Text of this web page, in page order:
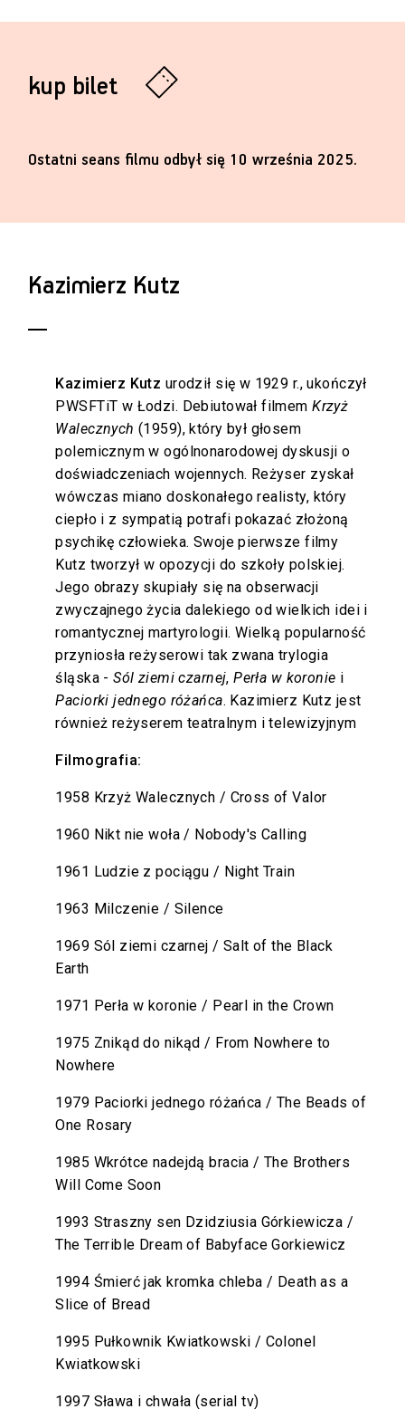
kup bilet
Ostatni seans filmu odbył się 10 września 2025.
Kazimierz Kutz
Kazimierz Kutz urodził się w 1929 r., ukończył
PWSFTiT w Łodzi. Debiutował filmemKrzyż
Walecznych (1959), który był głosem
polemicznym w ogólnonarodowej dyskusji o
doświadczeniach wojennych. Reżyser zyskał
wówczas miano doskonałego realisty, który
ciepło i z sympatią potrafi pokazać złożoną
psychikę człowieka. Swoje pierwsze filmy
Kutz tworzył w opozycji do szkoły polskiej.
Jego obrazy skupiały się na obserwacji
zwyczajnego życia dalekiego od wielkich idei i
romantycznej martyrologii. Wielką popularność
przyniosła reżyserowi tak zwana trylogia
śląska -Sól ziemi czarnej,Perła w koronie i
Paciorki jednego różańca. Kazimierz Kutz jest
również reżyserem teatralnym i telewizyjnym
Filmografia:
1958 Krzyż Walecznych / Cross of Valor
1960 Nikt nie woła / Nobody's Calling
1961 Ludzie z pociągu / Night Train
1963 Milczenie / Silence
1969 Sól ziemi czarnej / Salt of the Black
Earth
1971 Perła w koronie / Pearl in the Crown
1975 Znikąd do nikąd / From Nowhere to
Nowhere
1979 Paciorki jednego różańca / The Beads of
One Rosary
1985 Wkrótce nadejdą bracia / The Brothers
Will Come Soon
1993 Straszny sen Dzidziusia Górkiewicza /
The Terrible Dream of Babyface Gorkiewicz
1994 Śmierć jak kromka chleba / Death as a
Slice of Bread
1995 Pułkownik Kwiatkowski / Colonel
Kwiatkowski
1997 Sława i chwała (serial tv)